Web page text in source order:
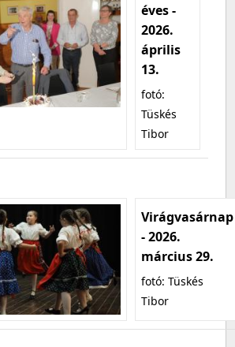
éves -
2026.
április
13.
fotó:
Tüskés
Tibor
Virágvasárnap
- 2026.
március 29.
fotó: Tüskés
Tibor